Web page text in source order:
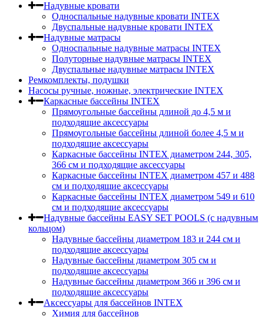
Надувные кровати
Односпальные надувные кровати INTEX
Двуспальные надувные кровати INTEX
Надувные матрасы
Односпальные надувные матрасы INTEX
Полуторные надувные матрасы INTEX
Двуспальные надувные матрасы INTEX
Ремкомплекты, подушки
Насосы ручные, ножные, электрические INTEX
Каркасные бассейны INTEX
Прямоугольные бассейны длиной до 4,5 м и
подходящие аксессуары
Прямоугольные бассейны длиной более 4,5 м и
подходящие аксессуары
Каркасные бассейны INTEX диаметром 244, 305,
366 см и подходящие аксессуары
Каркасные бассейны INTEX диаметром 457 и 488
cм и подходящие аксессуары
Каркасные бассейны INTEX диаметром 549 и 610
см и подходящие аксессуары
Надувные бассейны EASY SET POOLS (с надувным
кольцом)
Надувные бассейны диаметром 183 и 244 см и
подходящие аксессуары
Надувные бассейны диаметром 305 см и
подходящие аксессуары
Надувные бассейны диаметром 366 и 396 см и
подходящие аксессуары
Аксессуары для бассейнов INTEX
Химия для бассейнов